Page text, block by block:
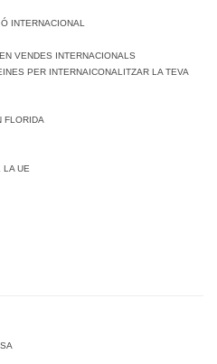
INTERNACIONAL
VENDES INTERNACIONALS
PER INTERNAICONALITZAR LA TEVA
FLORIDA
LA UE